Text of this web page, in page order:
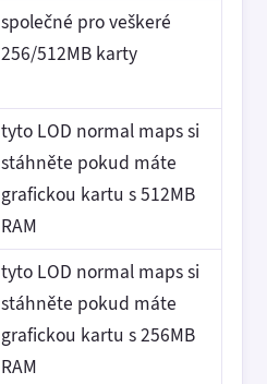
společné pro veškeré
256/512MB karty
tyto LOD normal maps si
stáhněte pokud máte
grafickou kartu s 512MB
RAM
tyto LOD normal maps si
stáhněte pokud máte
grafickou kartu s 256MB
RAM